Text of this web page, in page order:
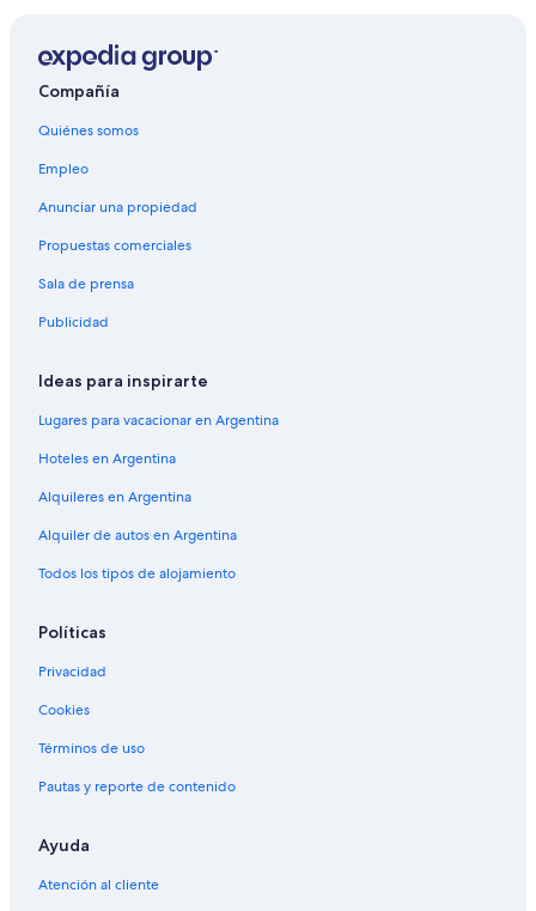
Compañía
Quiénes somos
Empleo
Anunciar una propiedad
Propuestas comerciales
Sala de prensa
Publicidad
Ideas para inspirarte
Lugares para vacacionar en Argentina
Hoteles en Argentina
Alquileres en Argentina
Alquiler de autos en Argentina
Todos los tipos de alojamiento
Políticas
Privacidad
Cookies
Términos de uso
Pautas y reporte de contenido
Ayuda
Atención al cliente